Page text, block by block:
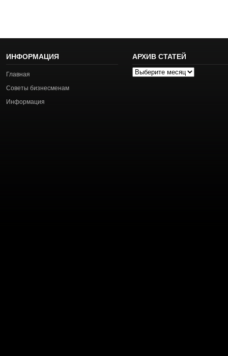
ИНФОРМАЦИЯ
Главная
Советы бизнесменам
Информация
АРХИВ СТАТЕЙ
Архив